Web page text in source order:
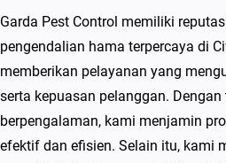
B
a
n
d
u
n
Garda Pest Control memiliki
pengendalian hama terpercaya di
memberikan pelayanan yang
serta kepuasan pelanggan.
berpengalaman, kami menjamin
efektif dan efisien. Selain itu, kami